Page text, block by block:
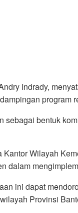
Indrady,
program
sebagai bentuk
Kantor Wilayah
dalam
ini dapat
Provinsi